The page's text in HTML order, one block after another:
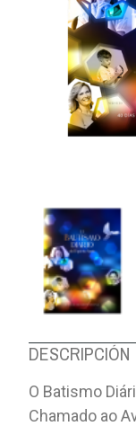
DESCRIPCIÓN
O Batismo
Chamado ao